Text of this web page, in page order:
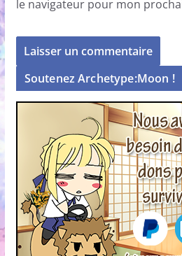
le navigateur pour mon
Soutenez Archetype:Moon !